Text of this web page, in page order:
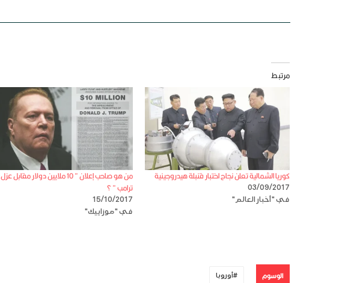
مرتبط
كوريا الشمالية تعلن نجاح اختبار قنبلة هيدروجينية
03/09/2017
في "أخبار العالم"
من هو صاحب إعلان ” 10 ملايين دولار مقابل عزل
ترامب ” ؟
15/10/2017
في "موزاييك"
الوسوم أوروبا